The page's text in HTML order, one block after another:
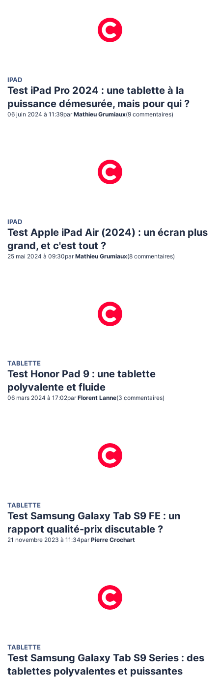
IPAD
Test iPad Pro 2024 : une tablette à la
puissance démesurée, mais pour qui ?
06 juin 2024 à 11:39par Mathieu Grumiaux(9 commentaires)
IPAD
Test Apple iPad Air (2024) : un écran plus
grand, et c'est tout ?
25 mai 2024 à 09:30par Mathieu Grumiaux(8 commentaires)
TABLETTE
Test Honor Pad 9 : une tablette
polyvalente et fluide
06 mars 2024 à 17:02par Florent Lanne(3 commentaires)
TABLETTE
Test Samsung Galaxy Tab S9 FE : un
rapport qualité-prix discutable ?
21 novembre 2023 à 11:34par Pierre Crochart
TABLETTE
Test Samsung Galaxy Tab S9 Series : des
tablettes polyvalentes et puissantes